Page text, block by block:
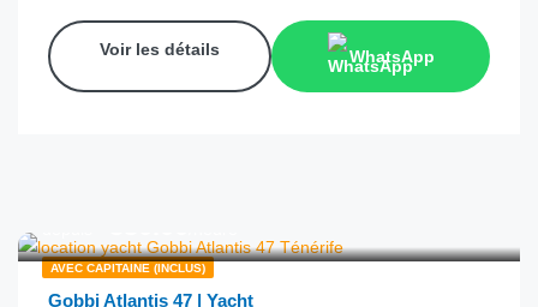
Voir les détails WhatsApp
AVEC CAPITAINE (INCLUS)
Gobbi Atlantis 47 | Yacht